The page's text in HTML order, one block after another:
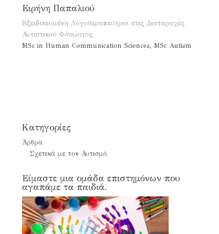
Eιρήνη Παπαλιού
Eξειδικευμένη Λογοθεραπεύτρια στις Διαταραχές
Αυτιστικού Φάσματος
MSc in Human Communication Sciences, MSc Autism
Kατηγορίες
Άρθρα
Σχετικά με τον Αυτισμό
Είμαστε μια ομάδα επιστημόνων που
αγαπάμε τα παιδιά.